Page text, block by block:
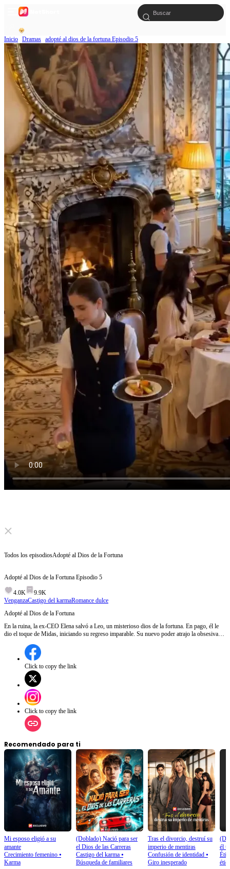
Inicio Dramas adopté al dios de la fortuna Episodio 5
Click to unmute
Nunca habíamos
Todos los episodiosAdopté al Dios de la Fortuna
Adopté al Dios de la Fortuna Episodio 5
4.0K
9.9K
VenganzaCastigo del karmaRomance dulce
Adopté al Dios de la Fortuna
En la ruina, la ex-CEO Elena salvó a Leo, un misterioso dios de la fortuna. En pago, él le
dio el toque de Midas, iniciando su regreso imparable. Su nuevo poder atrajo la obsesiva
le dio una nueva vida y un hombre que quiere controlarla por completo, ¿a quién le
pertenecerá su corazón?
Click to copy the link
Click to copy the link
Recomendado para ti
Mi esposo eligió a su
amante
Crecimiento femenino ⦁
Karma
(Doblado) Nació para ser
el Dios de las Carreras
Castigo del karma⦁
Búsqueda de familiares
Tras el divorcio, destruí su
imperio de mentiras
Confusión de identidad⦁
Giro inesperado
él
ética